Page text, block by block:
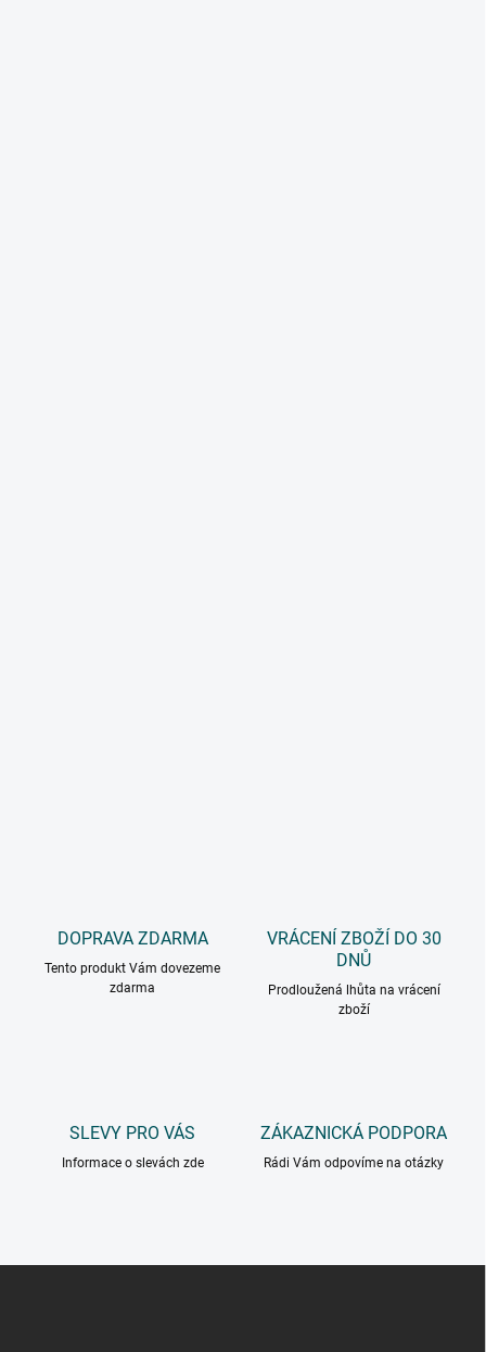
DOPRAVA ZDARMA
Tento produkt Vám dovezeme
zdarma
VRÁCENÍ ZBOŽÍ DO 30
DNŮ
Prodloužená lhůta na vrácení
zboží
SLEVY PRO VÁS
Informace o slevách zde
ZÁKAZNICKÁ PODPORA
Rádi Vám odpovíme na otázky